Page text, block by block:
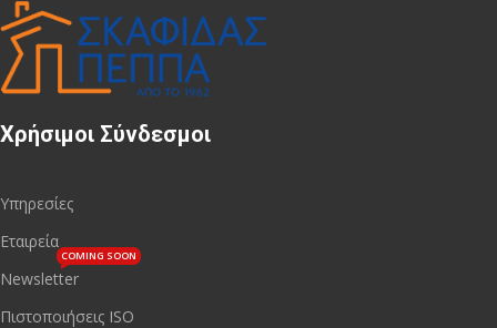
Χρήσιμοι Σύνδεσμοι
Υπηρεσίες
Εταιρεία
Newsletter
COMING SOON
Πιστοποιήσεις ISO